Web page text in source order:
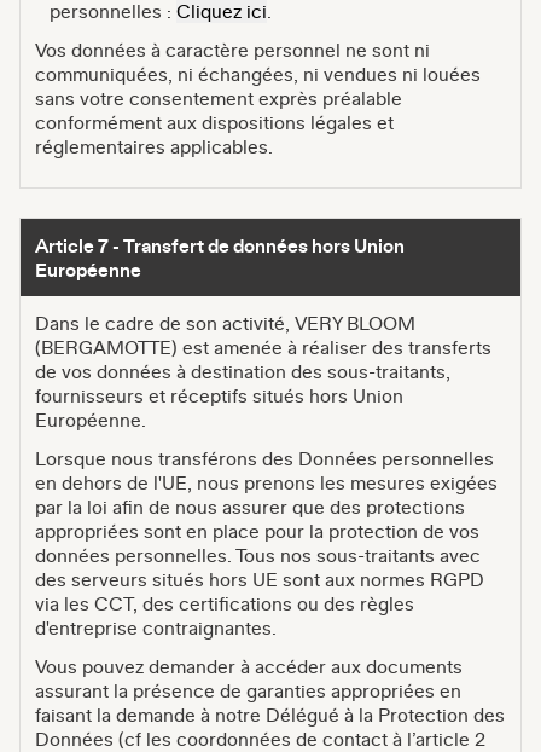
personnelles : Cliquez ici
Vos données à caractère personnel ne sont ni
communiquées, ni échangées, ni vendues ni louées
sans votre consentement exprès préalable
conformément aux dispositions légales et
réglementaires applicables.
Article 7 - Transfert de données hors Union
Européenne
Dans le cadre de son activité, VERY BLOOM
(BERGAMOTTE) est amenée à réaliser des transferts
de vos données à destination des sous-traitants,
fournisseurs et réceptifs situés hors Union
Européenne.
Lorsque nous transférons des Données personnelles
en dehors de l'UE, nous prenons les mesures exigées
par la loi afin de nous assurer que des protections
appropriées sont en place pour la protection de vos
données personnelles. Tous nos sous-traitants avec
des serveurs situés hors UE sont aux normes RGPD
via les CCT, des certifications ou des règles
d'entreprise contraignantes.
Vous pouvez demander à accéder aux documents
assurant la présence de garanties appropriées en
faisant la demande à notre Délégué à la Protection des
Données (cf les coordonnées de contact à l’article 2